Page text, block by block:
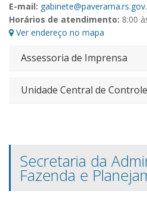
E-mail:
Horários de atendimento: 8:00
Ver endereço no mapa
Assessoria de Imprensa
Unidade Central de
Secretaria da
Fazenda e